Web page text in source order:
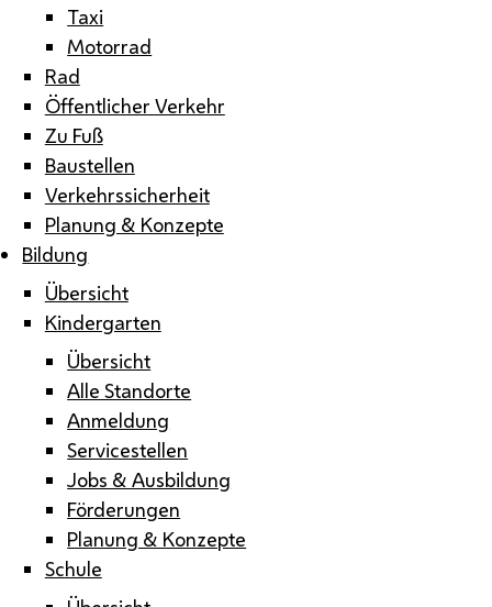
Taxi
Motorrad
Rad
Öffentlicher Verkehr
Zu Fuß
Baustellen
Verkehrssicherheit
Planung & Konzepte
Bildung
Übersicht
Kindergarten
Übersicht
Alle Standorte
Anmeldung
Servicestellen
Jobs & Ausbildung
Förderungen
Planung & Konzepte
Schule